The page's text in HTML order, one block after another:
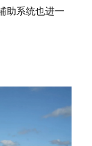
助系统也进一